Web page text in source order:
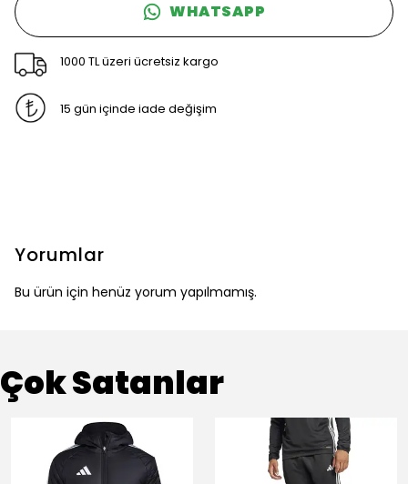
WHATSAPP
1000 TL üzeri ücretsiz kargo
15 gün içinde iade değişim
Yorumlar
Bu ürün için henüz yorum yapılmamış.
Çok Satanlar